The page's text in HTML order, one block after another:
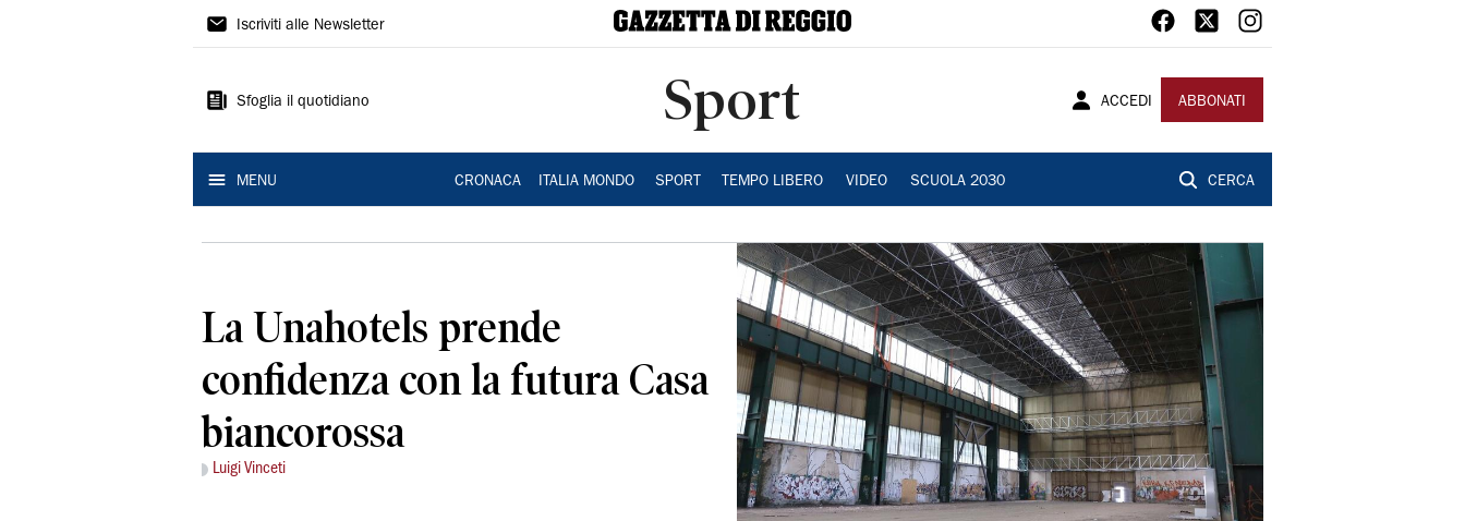
Gazzetta
Reggio
Iscriviti alle Newsletter
Sfoglia il quotidiano Sport ACCEDI ABBONATI
MENU CRONACA ITALIA MONDO SPORT TEMPO LIBERO VIDEO SCUOLA 2030 CERCA
La Unahotels prende
confidenza con la futura Casa
biancorossa
Luigi Vinceti